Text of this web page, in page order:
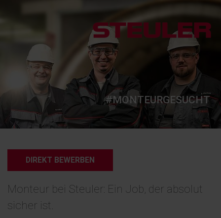
#MONTEURGESUCHT
DIREKT BEWERBEN
Monteur bei Steuler: Ein Job, der absolut
sicher ist.